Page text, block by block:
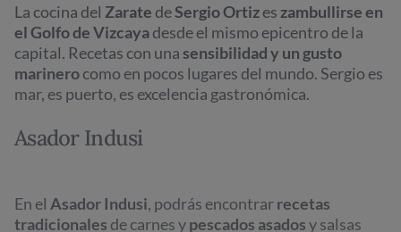
La cocina del ZaratedeSergio Ortizes zambullirse en
el Golfo de Vizcayadesde el mismo epicentro de la
capital. Recetas con unasensibilidad y un gusto
marinerocomo en pocos lugares del mundo. Sergio es
mar, es puerto, es excelencia gastronómica.
Asador Indusi
En el Asador Indusi, podrás encontrarrecetas
tradicionales de carnes ypescados asadosy salsas